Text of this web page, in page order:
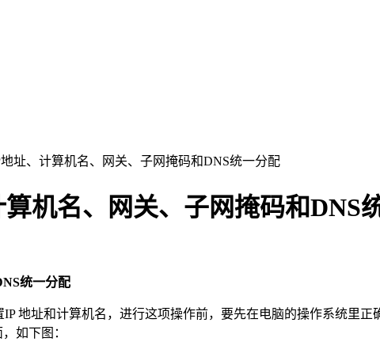
址、计算机名、网关、子网掩码和DNS统一分配
机名、网关、子网掩码和DNS
统一分配
IP地址和计算机名，进行这项操作前，要先在电脑的操作系统里正
如下图：